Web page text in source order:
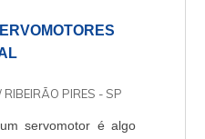
PIRES - SP
servomotor é algo